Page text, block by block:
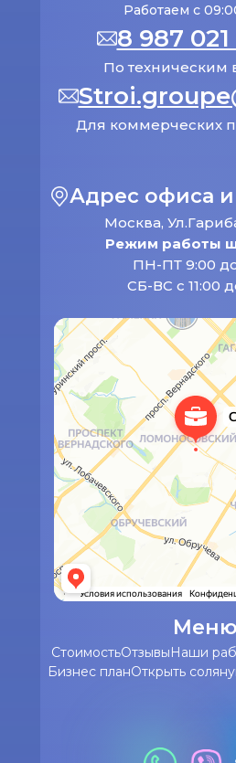
Адрес офиса
Москва,
Режим работы
ПН-ПТ 9:00
СБ-ВС с 11:00
Меню
СтоимостьОтзывыНаши
Бизнес планОткрыть
Работаем с
8 987
По техническим
Для коммерческих